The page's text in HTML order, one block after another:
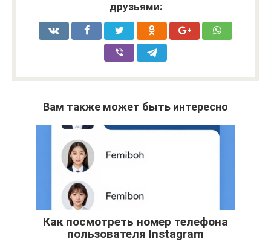
друзьями:
Вам также может быть интересно
Как посмотреть номер телефона
пользователя Instagram